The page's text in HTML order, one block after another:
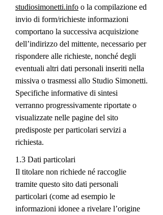
studiosimonetti.info o la compilazione ed
invio di form/richieste informazioni
comportano la successiva acquisizione
dell’indirizzo del mittente, necessario per
rispondere alle richieste, nonché degli
eventuali altri dati personali inseriti nella
missiva o trasmessi allo Studio Simonetti.
Specifiche informative di sintesi
verranno progressivamente riportate o
visualizzate nelle pagine del sito
predisposte per particolari servizi a
richiesta.
1.3 Dati particolari
Il titolare non richiede né raccoglie
tramite questo sito dati personali
particolari (come ad esempio le
informazioni idonee a rivelare l’origine